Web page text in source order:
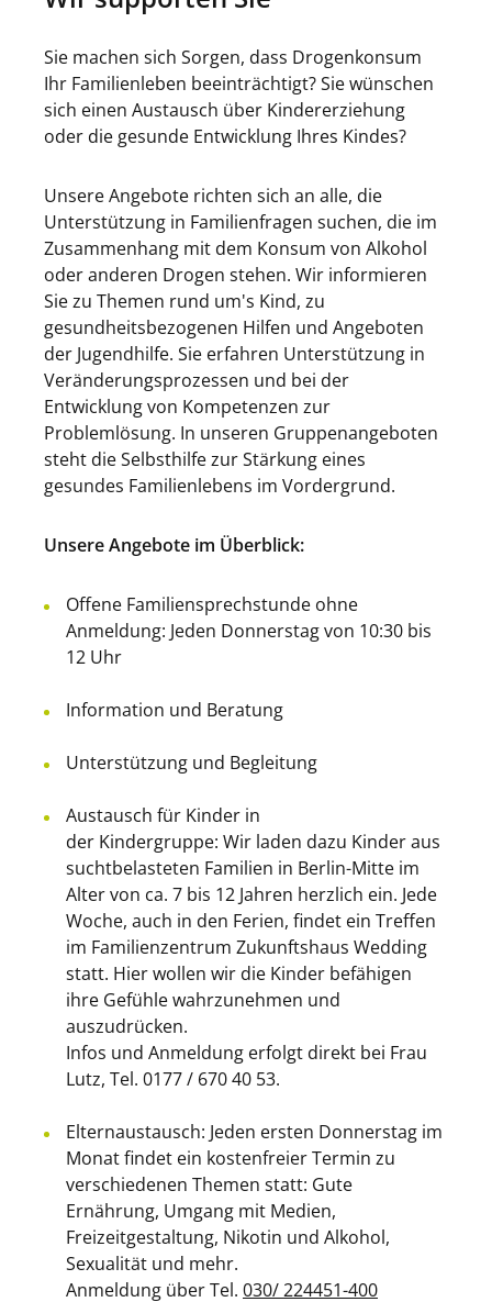
Sie machen sich Sorgen, dass Drogenkonsum
Ihr Familienleben beeinträchtigt? Sie wünschen
sich einen Austausch über Kindererziehung
oder die gesunde Entwicklung Ihres Kindes?
Unsere Angebote richten sich an alle, die
Unterstützung in Familienfragen suchen, die im
Zusammenhang mit dem Konsum von Alkohol
oder anderen Drogen stehen. Wir informieren
Sie zu Themen rund um's Kind, zu
gesundheitsbezogenen Hilfen und Angeboten
der Jugendhilfe. Sie erfahren Unterstützung in
Veränderungsprozessen und bei der
Entwicklung von Kompetenzen zur
Problemlösung. In unseren Gruppenangeboten
steht die Selbsthilfe zur Stärkung eines
gesundes Familienlebens im Vordergrund.
Unsere Angebote im Überblick:
Offene Familiensprechstunde ohne
Anmeldung: Jeden Donnerstag von 10:30 bis
12 Uhr
Information und Beratung
Unterstützung und Begleitung
Austausch für Kinder in
der Kindergruppe: Wir laden dazu Kinder aus
suchtbelasteten Familien in Berlin-Mitte im
Alter von ca. 7 bis 12 Jahren herzlich ein. Jede
Woche, auch in den Ferien, findet ein Treffen
im Familienzentrum Zukunftshaus Wedding
statt. Hier wollen wir die Kinder befähigen
ihre Gefühle wahrzunehmen und
auszudrücken.
Infos und Anmeldung erfolgt direkt bei Frau
Lutz, Tel. 0177 / 670 40 53.
Elternaustausch: Jeden ersten Donnerstag im
Monat findet ein kostenfreier Termin zu
verschiedenen Themen statt: Gute
Ernährung, Umgang mit Medien,
Freizeitgestaltung, Nikotin und Alkohol,
Sexualität und mehr.
Anmeldung über Tel. 030/ 224451-400